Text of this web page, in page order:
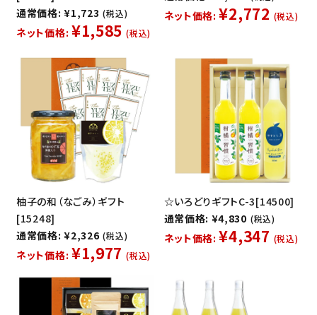
通常価格: ¥1,723 (税込)
ネット価格: ¥1,585 (税込)
ネット価格: ¥2,772 (税込)
柚子の和（なごみ）ギフト
[15248]
通常価格: ¥2,326 (税込)
ネット価格: ¥1,977 (税込)
☆いろどりギフトC-3[14500]
通常価格: ¥4,830 (税込)
ネット価格: ¥4,347 (税込)